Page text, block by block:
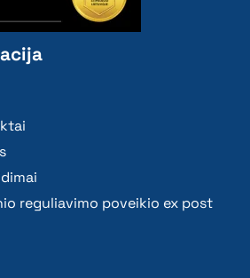
reguliavimo poveikio ex post